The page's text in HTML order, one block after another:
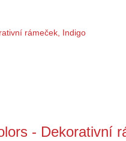
- Dekorativní